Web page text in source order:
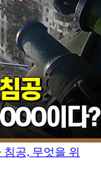
공, 무엇을 위